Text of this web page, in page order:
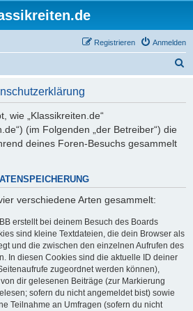
Anmelden
Registrieren
wie „Klassikreiten.de“
(im Folgenden „der Betreiber“) die
deines Foren-Besuchs gesammelt
verschiedene Arten gesammelt:
erstellt bei deinem Besuch des Boards
sind kleine Textdateien, die dein Browser als
und die zwischen den einzelnen Aufrufen des
In diesen Cookies sind die aktuelle ID deiner
zugeordnet werden können),
dir gelesenen Beiträge (zur Markierung
sofern du nicht angemeldet bist) sowie
Teilnahme an Umfragen (sofern du nicht